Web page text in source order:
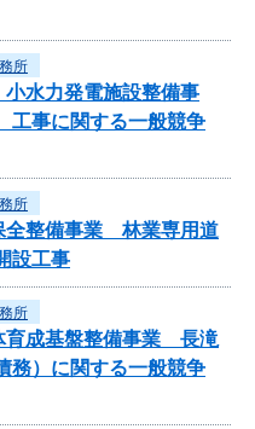
所
水力発電施設整備事
事に関する一般競争
所
全整備事業 林業専用道
設工事
所
育成基盤整備事業 長滝
）に関する一般競争